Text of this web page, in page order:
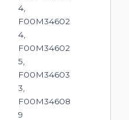
4,
F00M34602
4,
F00M34602
5,
F00M34603
3,
F00M34608
9